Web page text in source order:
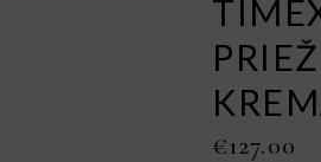
€127.00